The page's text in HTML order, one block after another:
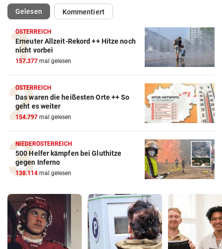
Gelesen(ausgewählt)Kommentiert
ÖSTERREICH
Erneuter Allzeit-Rekord ++ Hitze noch
nicht vorbei
157.377 mal gelesen
ÖSTERREICH
Das waren die heißesten Orte ++ So
geht es weiter
154.797 mal gelesen
NIEDERÖSTERREICH
500 Helfer kämpfen bei Gluthitze
gegen Inferno
138.114 mal gelesen